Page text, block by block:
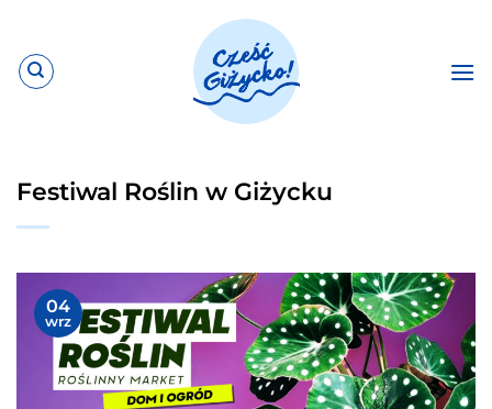
zawartości
Festiwal Roślin w Giżycku
04
wrz